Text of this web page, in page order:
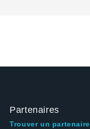
Partenaires
Trouver un partenaire